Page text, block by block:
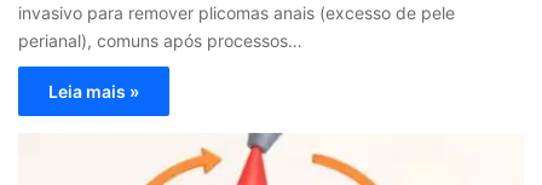
invasivo para remover plicomas anais (excesso de pele
perianal), comuns após processos…
Leia mais »